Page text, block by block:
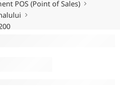
POS (Point of Sales)